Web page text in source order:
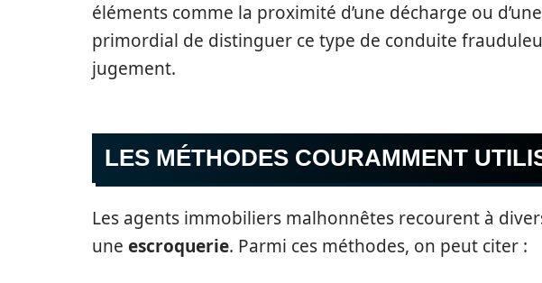
éléments comme la proximité d’une décharge ou
primordial de distinguer ce type de conduite
jugement.
LES MÉTHODES COURAMMENT
Les agents immobiliers malhonnêtes recourent à
une escroquerie. Parmi ces méthodes, on peut citer :